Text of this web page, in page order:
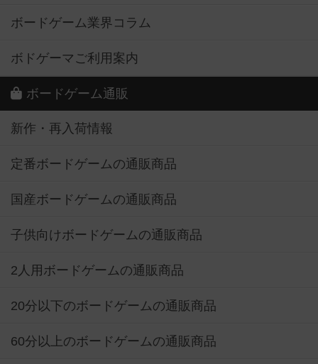
ボードゲーム業界コラム
ボドゲーマご利用案内
ボードゲーム通販
新作・再入荷情報
定番ボードゲームの通販商品
国産ボードゲームの通販商品
子供向けボードゲームの通販商品
2人用ボードゲームの通販商品
20分以下のボードゲームの通販商品
60分以上のボードゲームの通販商品